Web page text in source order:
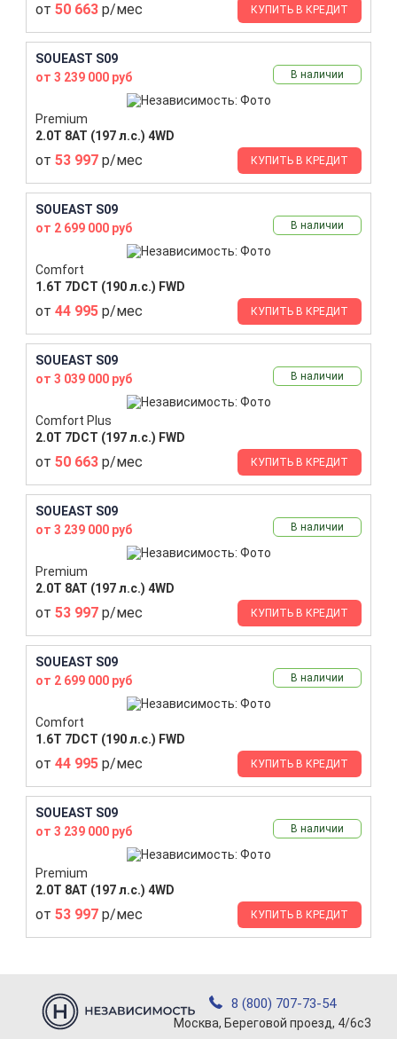
от 50 663 р/мес КУПИТЬ В КРЕДИТ
SOUEAST S09
от 3 239 000 руб
В наличии
Premium
2.0T 8AT (197 л.с.) 4WD
от 53 997 р/мес КУПИТЬ В КРЕДИТ
SOUEAST S09
от 2 699 000 руб
В наличии
Comfort
1.6T 7DCT (190 л.с.) FWD
от 44 995 р/мес КУПИТЬ В КРЕДИТ
SOUEAST S09
от 3 039 000 руб
В наличии
Comfort Plus
2.0T 7DCT (197 л.с.) FWD
от 50 663 р/мес КУПИТЬ В КРЕДИТ
SOUEAST S09
от 3 239 000 руб
В наличии
Premium
2.0T 8AT (197 л.с.) 4WD
от 53 997 р/мес КУПИТЬ В КРЕДИТ
SOUEAST S09
от 2 699 000 руб
В наличии
Comfort
1.6T 7DCT (190 л.с.) FWD
от 44 995 р/мес КУПИТЬ В КРЕДИТ
SOUEAST S09
от 3 239 000 руб
В наличии
Premium
2.0T 8AT (197 л.с.) 4WD
от 53 997 р/мес КУПИТЬ В КРЕДИТ
8 (800) 707-73-54
Москва, Береговой проезд, 4/6с3